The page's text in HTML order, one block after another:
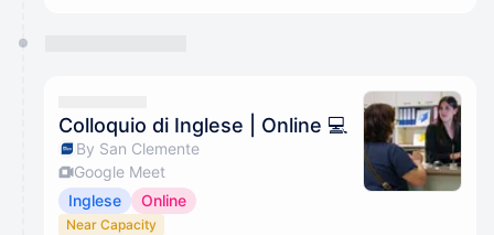
Colloquio di Inglese | Online 💻
By San Clemente
Google Meet
Inglese
Online
Near Capacity